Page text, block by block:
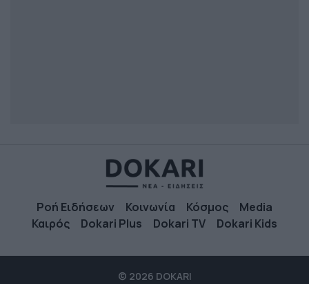
Ροή Ειδήσεων Κοινωνία Κόσμος
Media
Καιρός
Dokari Plus Dokari TV Dokari Kids
© 2026 DOKARI